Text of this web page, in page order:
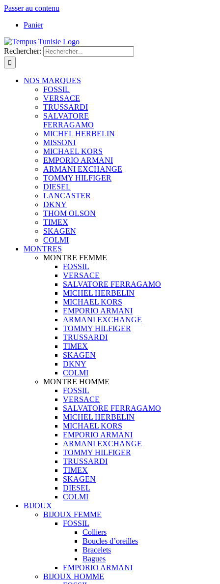
Passer au contenu
Panier
Rechercher:
NOS MARQUES
FOSSIL
VERSACE
TRUSSARDI
SALVATORE
FERRAGAMO
MICHEL HERBELIN
MISSONI
MICHAEL KORS
EMPORIO ARMANI
ARMANI EXCHANGE
TOMMY HILFIGER
DIESEL
LANCASTER
DKNY
THOM OLSON
TIMEX
SKAGEN
COLMI
MONTRES
MONTRE FEMME
FOSSIL
VERSACE
SALVATORE FERRAGAMO
MICHEL HERBELIN
MICHAEL KORS
EMPORIO ARMANI
ARMANI EXCHANGE
TOMMY HILFIGER
TRUSSARDI
TIMEX
SKAGEN
DKNY
COLMI
MONTRE HOMME
FOSSIL
VERSACE
SALVATORE FERRAGAMO
MICHEL HERBELIN
MICHAEL KORS
EMPORIO ARMANI
ARMANI EXCHANGE
TOMMY HILFIGER
TRUSSARDI
TIMEX
SKAGEN
DIESEL
COLMI
BIJOUX
BIJOUX FEMME
FOSSIL
Colliers
Boucles d’oreilles
Bracelets
Bagues
EMPORIO ARMANI
BIJOUX HOMME